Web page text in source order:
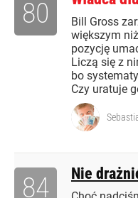
Bill Gross
większym
pozycję
Liczą się z
bo
Czy uratuje
80
Nie
84